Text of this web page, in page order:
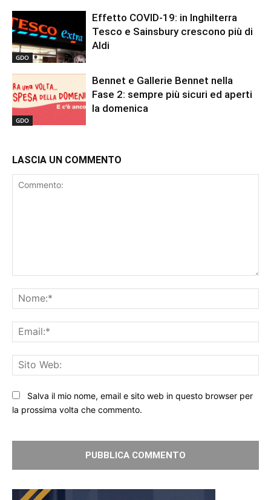
GDO
Effetto COVID-19: in Inghilterra
Tesco e Sainsbury crescono più di
Aldi
GDO
Bennet e Gallerie Bennet nella
Fase 2: sempre più sicuri ed aperti
la domenica
LASCIA UN COMMENTO
Salva il mio nome, email e sito web in questo browser per
la prossima volta che commento.